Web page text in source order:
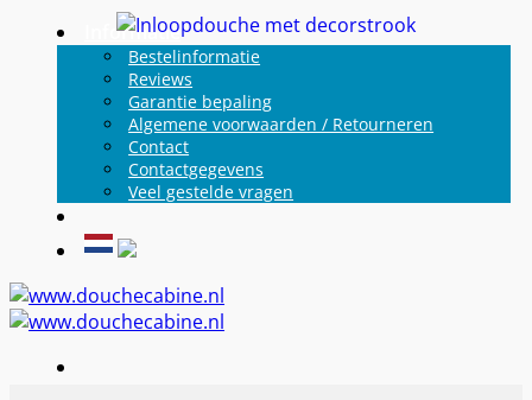
Informatie
Bestelinformatie
Reviews
Garantie bepaling
Algemene voorwaarden / Retourneren
Contact
Contactgegevens
Veel gestelde vragen